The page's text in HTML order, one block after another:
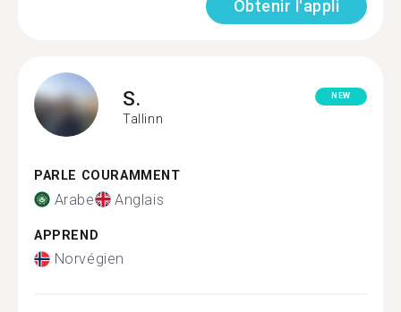
Obtenir l'appli
S.
Tallinn
NEW
PARLE COURAMMENT
Arabe Anglais
APPREND
Norvégien